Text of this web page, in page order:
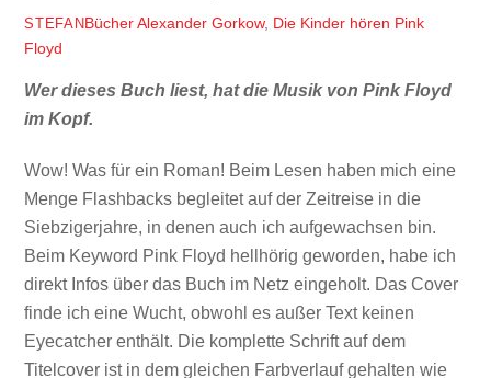
STEFANBücher Alexander Gorkow, Die Kinder hören Pink
Floyd
Wer dieses Buch liest, hat die Musik von Pink Floyd
im Kopf.
Wow! Was für ein Roman! Beim Lesen haben mich eine
Menge Flashbacks begleitet auf der Zeitreise in die
Siebzigerjahre, in denen auch ich aufgewachsen bin.
Beim Keyword Pink Floyd hellhörig geworden, habe ich
direkt Infos über das Buch im Netz eingeholt. Das Cover
finde ich eine Wucht, obwohl es außer Text keinen
Eyecatcher enthält. Die komplette Schrift auf dem
Titelcover ist in dem gleichen Farbverlauf gehalten wie